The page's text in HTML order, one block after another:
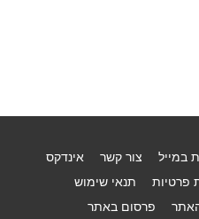
במייל צור קשר
אינדקס
פרטיות
תנאי שימוש
פרסום באתר